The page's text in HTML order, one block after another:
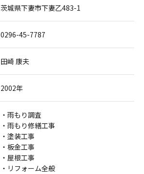
茨城県下妻市下妻乙483-1
0296-45-7787
田崎 康夫
2002年
雨もり調査
雨もり修繕工事
塗装工事
板金工事
屋根工事
リフォーム全般